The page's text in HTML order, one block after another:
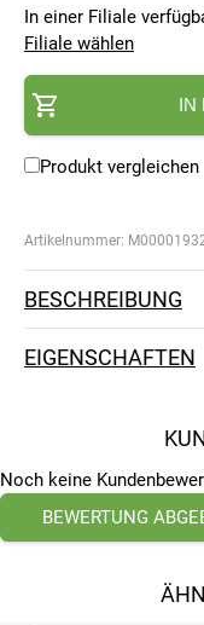
In einer Filiale
Filiale wählen
IN
Produkt vergleichen
Artikelnummer:
BESCHREIBUNG
EIGENSCHAFTEN
Noch keine
BEWERTUNG